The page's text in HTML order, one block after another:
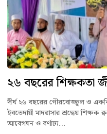
২৬ বছরের শিক্ষকতা
দীর্ঘ ২৬ বছরের গৌরবোজ্জ্বল ও
ইবতেদায়ী মাদরাসার শ্রদ্ধেয়
আবেগঘন ও বর্ণাঢ্য...